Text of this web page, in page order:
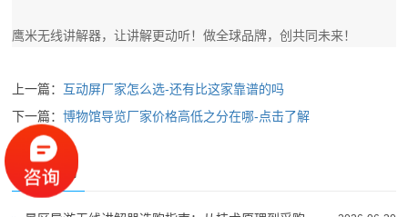
鹰米无线讲解器，让讲解更动听！做全球品牌，创共同未来！
上一篇： 互动屏厂家怎么选-还有比这家靠谱的吗
下一篇：博物馆导览厂家价格高低之分在哪-点击了解
相关新闻